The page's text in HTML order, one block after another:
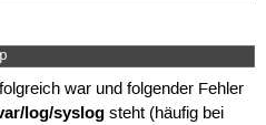
war und folgender Fehler
log/syslogsteht (häufig bei